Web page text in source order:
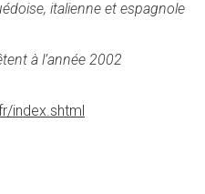
italienne et espagnole
à l’année 2002
index.shtml